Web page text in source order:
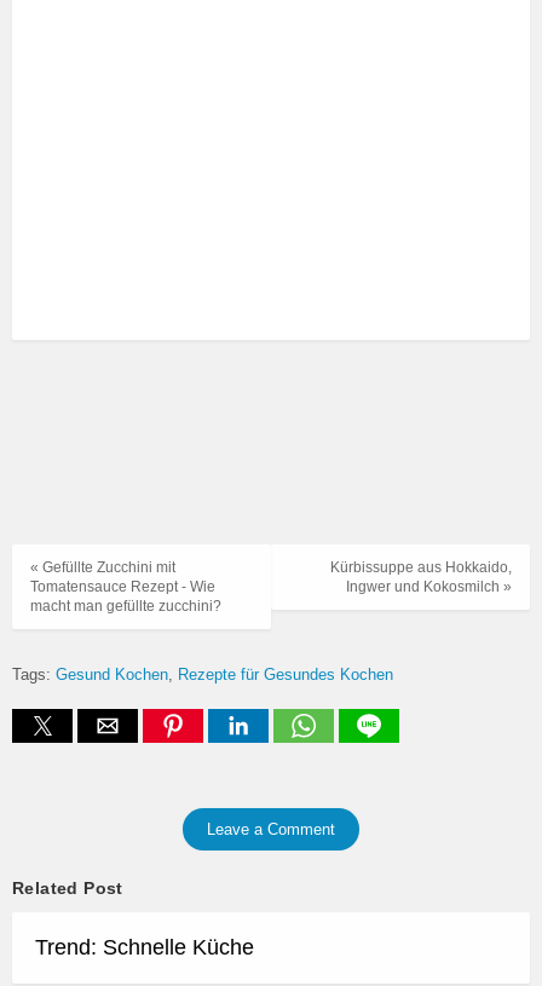
Kürbissuppe aus Hokkaido,
Ingwer und Kokosmilch »
« Gefüllte Zucchini mit
Tomatensauce Rezept - Wie
macht man gefüllte zucchini?
Tags: Gesund Kochen Rezepte für Gesundes Kochen
Leave a Comment
Related Post
Trend: Schnelle Küche